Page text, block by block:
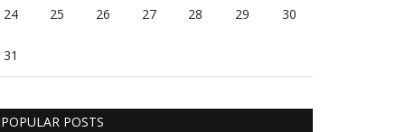
24 25 26 27 28 29 30
31
POPULAR POSTS